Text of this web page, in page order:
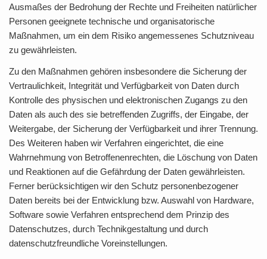
Ausmaßes der Bedrohung der Rechte und Freiheiten natürlicher
Personen geeignete technische und organisatorische
Maßnahmen, um ein dem Risiko angemessenes Schutzniveau
zu gewährleisten.
Zu den Maßnahmen gehören insbesondere die Sicherung der
Vertraulichkeit, Integrität und Verfügbarkeit von Daten durch
Kontrolle des physischen und elektronischen Zugangs zu den
Daten als auch des sie betreffenden Zugriffs, der Eingabe, der
Weitergabe, der Sicherung der Verfügbarkeit und ihrer Trennung.
Des Weiteren haben wir Verfahren eingerichtet, die eine
Wahrnehmung von Betroffenenrechten, die Löschung von Daten
und Reaktionen auf die Gefährdung der Daten gewährleisten.
Ferner berücksichtigen wir den Schutz personenbezogener
Daten bereits bei der Entwicklung bzw. Auswahl von Hardware,
Software sowie Verfahren entsprechend dem Prinzip des
Datenschutzes, durch Technikgestaltung und durch
datenschutzfreundliche Voreinstellungen.